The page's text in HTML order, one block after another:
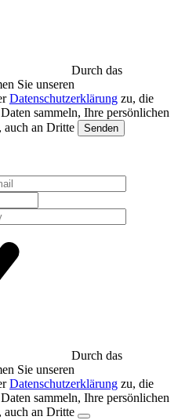
Durch das
Sie unseren
Datenschutzerklärung zu, die
sammeln, Ihre persönlichen
auch an Dritte
Senden
Durch das
Sie unseren
Datenschutzerklärung zu, die
sammeln, Ihre persönlichen
auch an Dritte